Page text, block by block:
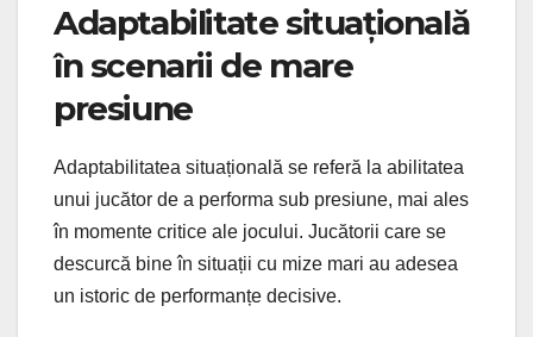
Adaptabilitate situațională
în scenarii de mare
presiune
Adaptabilitatea situațională se referă la abilitatea
unui jucător de a performa sub presiune, mai ales
în momente critice ale jocului. Jucătorii care se
descurcă bine în situații cu mize mari au adesea
un istoric de performanțe decisive.